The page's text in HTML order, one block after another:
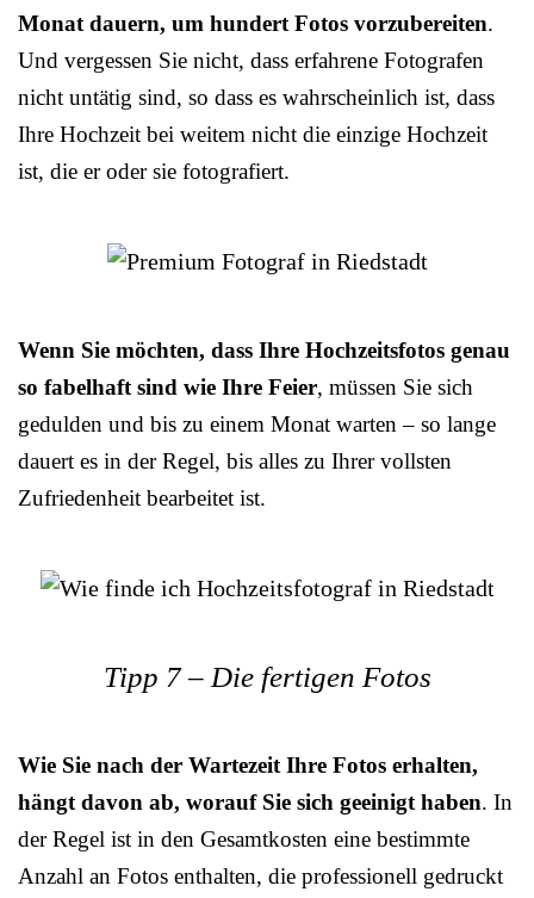
Monat dauern, um hundert Fotos vorzubereiten.
Und vergessen Sie nicht, dass erfahrene Fotografen
nicht untätig sind, so dass es wahrscheinlich ist, dass
Ihre Hochzeit bei weitem nicht die einzige Hochzeit
ist, die er oder sie fotografiert.
Wenn Sie möchten, dass Ihre Hochzeitsfotos genau
so fabelhaft sind wie Ihre Feier, müssen Sie sich
gedulden und bis zu einem Monat warten – so lange
dauert es in der Regel, bis alles zu Ihrer vollsten
Zufriedenheit bearbeitet ist.
Tipp 7 – Die fertigen Fotos
Wie Sie nach der Wartezeit Ihre Fotos erhalten,
hängt davon ab, worauf Sie sich geeinigt haben. In
der Regel ist in den Gesamtkosten eine bestimmte
Anzahl an Fotos enthalten, die professionell gedruckt